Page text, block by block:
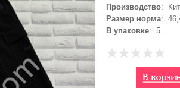
Производство:
Размер норма:
В упаковке: 5